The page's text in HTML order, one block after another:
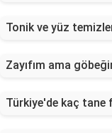
Tonik ve yüz
Zayıfım ama
Türkiye'de kaç tane